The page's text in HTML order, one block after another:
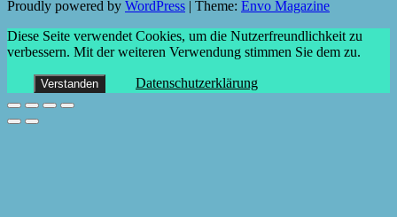
Proudly powered by WordPress Theme: Envo Magazine
Diese Seite verwendet Cookies, um die Nutzerfreundlichkeit zu
verbessern. Mit der weiteren Verwendung stimmen Sie dem zu.
Verstanden Datenschutzerklärung